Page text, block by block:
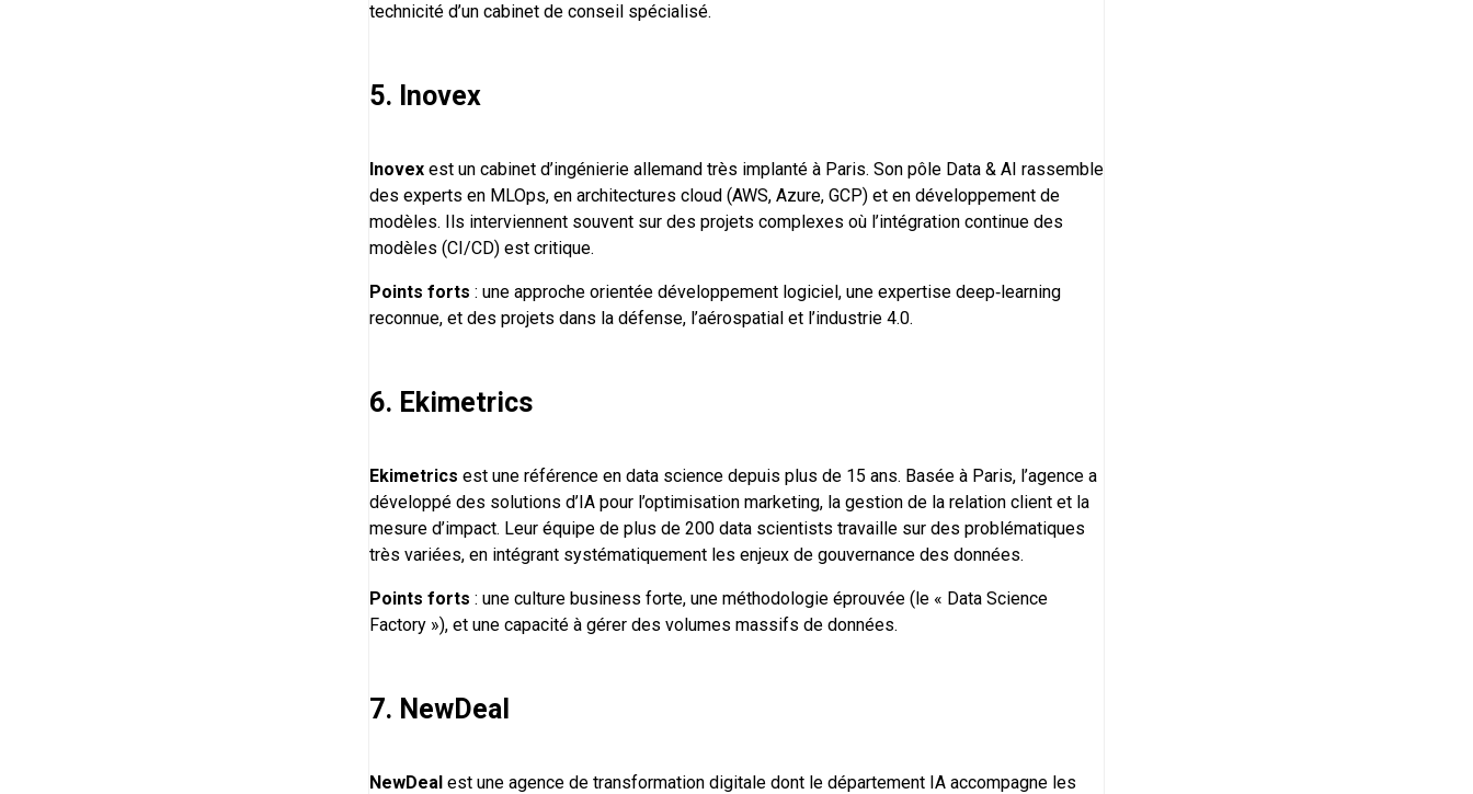
technicité d’un cabinet de conseil spécialisé.
5. Inovex
Inovex est un cabinet d’ingénierie allemand très implanté à Paris. Son pôle Data & AI rassemble
des experts en MLOps, en architectures cloud (AWS, Azure, GCP) et en développement de
modèles. Ils interviennent souvent sur des projets complexes où l’intégration continue des
modèles (CI/CD) est critique.
Points forts : une approche orientée développement logiciel, une expertise deep‑learning
reconnue, et des projets dans la défense, l’aérospatial et l’industrie 4.0.
6. Ekimetrics
Ekimetrics est une référence en data science depuis plus de 15 ans. Basée à Paris, l’agence a
développé des solutions d’IA pour l’optimisation marketing, la gestion de la relation client et la
mesure d’impact. Leur équipe de plus de 200 data scientists travaille sur des problématiques
très variées, en intégrant systématiquement les enjeux de gouvernance des données.
Points forts : une culture business forte, une méthodologie éprouvée (le « Data Science
Factory »), et une capacité à gérer des volumes massifs de données.
7. NewDeal
NewDeal est une agence de transformation digitale dont le département IA accompagne les